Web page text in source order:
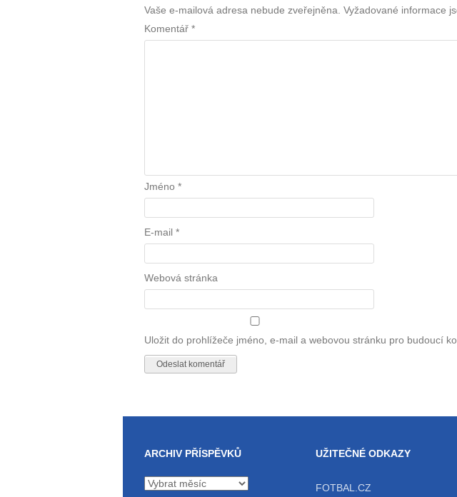
Vaše e-mailová adresa nebude zveřejněna. Vyžadované informace
Komentář *
Jméno *
E-mail *
Webová stránka
Uložit do prohlížeče jméno, e-mail a webovou stránku pro budoucí
ARCHIV PŘÍSPĚVKŮ
Archiv
UŽITEČNÉ ODKAZY
FOTBAL.CZ